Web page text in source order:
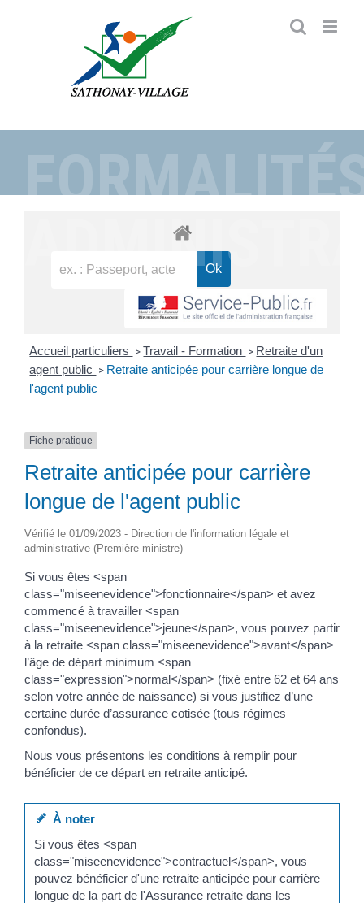
Accueil particuliers > Travail - Formation > Retraite d'un
agent public > Retraite anticipée pour carrière longue de
l'agent public
Fiche pratique
Retraite anticipée pour carrière
longue de l'agent public
Vérifié le 01/09/2023 - Direction de l'information légale et
administrative (Première ministre)
Si vous êtes <span
class="miseenevidence">fonctionnaire</span> et avez
commencé à travailler <span
class="miseenevidence">jeune</span>, vous pouvez partir
à la retraite <span class="miseenevidence">avant</span>
l’âge de départ minimum <span
class="expression">normal</span> (fixé entre 62 et 64 ans
selon votre année de naissance) si vous justifiez d’une
certaine durée d’assurance cotisée (tous régimes
confondus).
Nous vous présentons les conditions à remplir pour
bénéficier de ce départ en retraite anticipé.
À noter
Si vous êtes <span
class="miseenevidence">contractuel</span>, vous
pouvez bénéficier d'une retraite anticipée pour carrière
longue de la part de l'Assurance retraite dans les